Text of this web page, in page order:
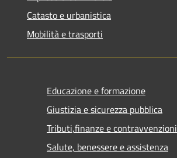
Catasto e urbanistica
Mobilità e trasporti
Educazione e formazione
Giustizia e sicurezza pubblica
Tributi,finanze e contravvenzioni
Salute, benessere e assistenza